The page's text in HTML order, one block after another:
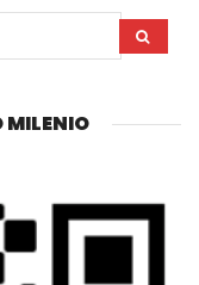
MILENIO